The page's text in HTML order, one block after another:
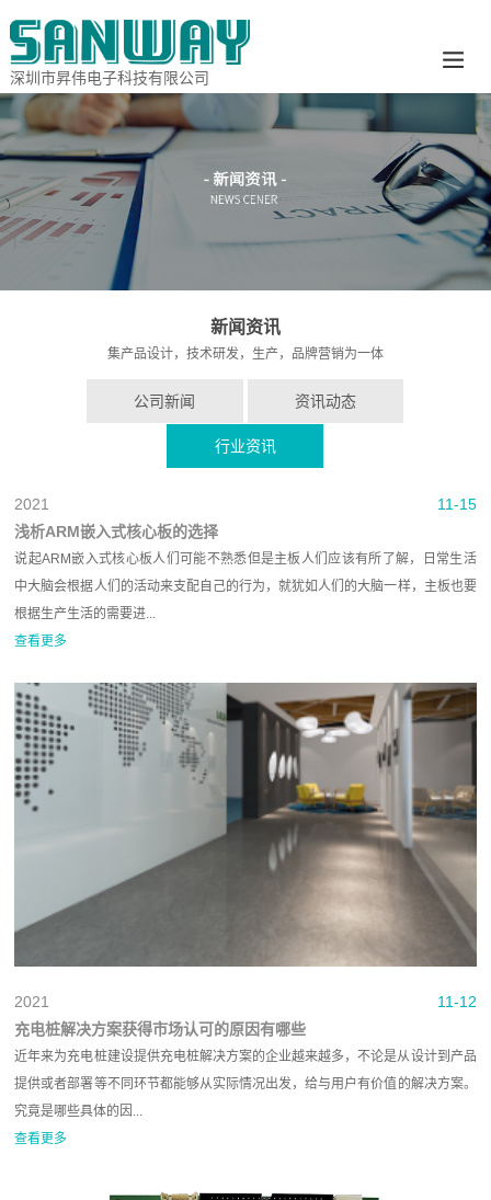
深圳市昇伟电子科技有限公司
新闻资讯
集产品设计，技术研发，生产，品牌营销为一体
公司新闻 资讯动态
行业资讯
11-15
2021
浅析ARM嵌入式核心板的选择
说起ARM嵌入式核心板人们可能不熟悉但是主板人们应该有所了解，日常生活
中大脑会根据人们的活动来支配自己的行为，就犹如人们的大脑一样，主板也要
根据生产生活的需要进...
查看更多
11-12
2021
充电桩解决方案获得市场认可的原因有哪些
近年来为充电桩建设提供充电桩解决方案‍的企业越来越多，不论是从设计到产品
提供或者部署等不同环节都能够从实际情况出发，给与用户有价值的解决方案。
究竟是哪些具体的因...
查看更多